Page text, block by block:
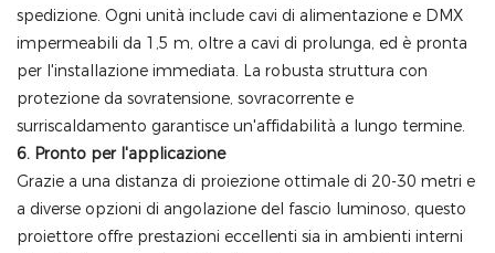
spedizione. Ogni unità include cavi di alimentazione e DMX
impermeabili da 1,5 m, oltre a cavi di prolunga, ed è pronta
per l'installazione immediata. La robusta struttura con
protezione da sovratensione, sovracorrente e
surriscaldamento garantisce un'affidabilità a lungo termine.
6. Pronto per l'applicazione
Grazie a una distanza di proiezione ottimale di 20-30 metri e
a diverse opzioni di angolazione del fascio luminoso, questo
proiettore offre prestazioni eccellenti sia in ambienti interni